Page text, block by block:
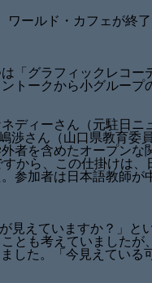
ールド・カフェが終
グラフィックレコ
トークから小グルー
ディーさん（元駐日
渉さん（山口県教育
者を含めたオープン
から、この仕掛けは
加者は日本語教師
見えていますか？」と
とも考えていました
した。「今見えてい